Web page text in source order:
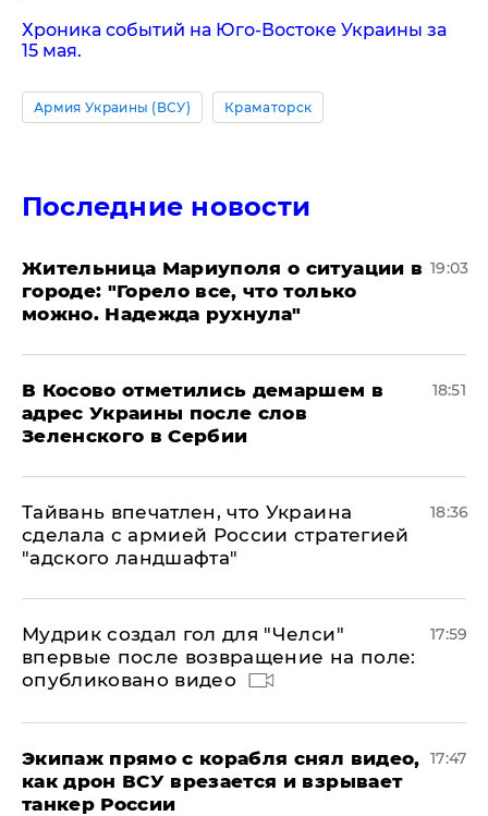
Хроника событий на Юго-Востоке Украины за
15 мая.
Армия Украины (ВСУ) Краматорск
Последние новости
Жительница Мариуполя о ситуации в
городе: "Горело все, что только
можно. Надежда рухнула"
19:03
В Косово отметились демаршем в
адрес Украины после слов
Зеленского в Сербии
18:51
Тайвань впечатлен, что Украина
сделала с армией России стратегией
"адского ландшафта"
18:36
Мудрик создал гол для "Челси"
впервые после возвращение на поле:
опубликовано видео
17:59
Экипаж прямо с корабля снял видео,
как дрон ВСУ врезается и взрывает
танкер России
17:47